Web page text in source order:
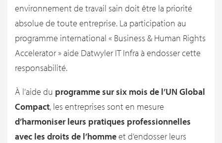
environnement de travail sain doit être la priorité
absolue de toute entreprise. La participation au
programme international « Business & Human Rights
Accelerator » aide Datwyler IT Infra à endosser cette
responsabilité.
À l’aide du programme sur six mois de l’UN Global
Compact, les entreprises sont en mesure
d’harmoniser leurs pratiques professionnelles
avec les droits de l’hommeet d’endosser leurs